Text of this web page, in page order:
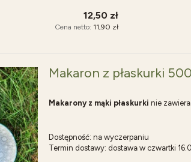
12,50 zł
Cena netto: 11,90 zł
Makaron z płaskurki
Makarony z mąki płaskurki nie
Dostępność: na wyczerpaniu
Termin dostawy: dostawa w czwartki